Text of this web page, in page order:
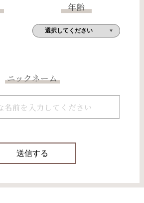
年齢
ニックネーム